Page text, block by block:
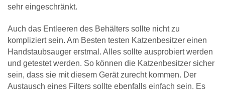
sehr eingeschränkt.
Auch das Entleeren des Behälters sollte nicht zu
kompliziert sein. Am Besten testen Katzenbesitzer einen
Handstaubsauger erstmal. Alles sollte ausprobiert werden
und getestet werden. So können die Katzenbesitzer sicher
sein, dass sie mit diesem Gerät zurecht kommen. Der
Austausch eines Filters sollte ebenfalls einfach sein. Es